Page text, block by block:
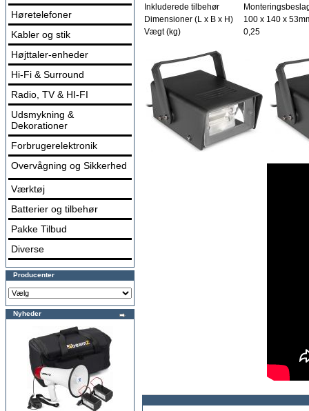
Høretelefoner
Kabler og stik
Højttaler-enheder
Hi-Fi & Surround
Radio, TV & HI-FI
Udsmykning &
Dekorationer
Forbrugerelektronik
Overvågning og Sikkerhed
Værktøj
Batterier og tilbehør
Pakke Tilbud
Diverse
Producenter
Nyheder
Inkluderede tilbehør
Dimensioner (L x B x H)
100 x 140 x
Vægt (kg)
0,25